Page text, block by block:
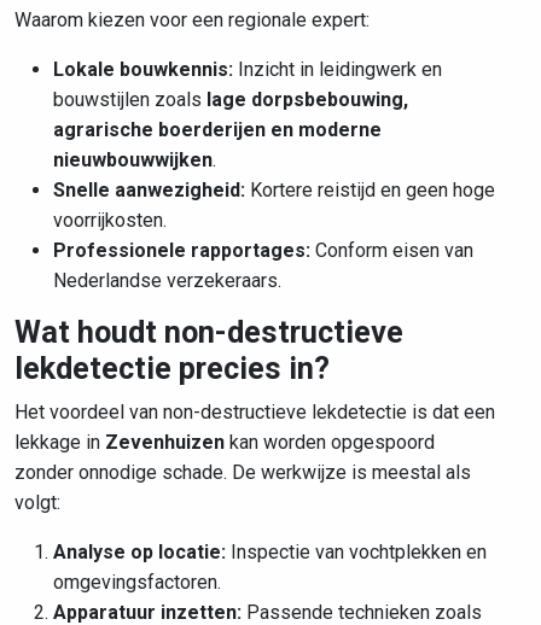
Waarom kiezen voor een regionale expert:
Lokale bouwkennis: Inzicht in leidingwerk en
bouwstijlen zoals lage dorpsbebouwing,
agrarische boerderijen en moderne
nieuwbouwwijken.
Snelle aanwezigheid: Kortere reistijd en geen hoge
voorrijkosten.
Professionele rapportages: Conform eisen van
Nederlandse verzekeraars.
Wat houdt non-destructieve
lekdetectie precies in?
Het voordeel van non-destructieve lekdetectie is dat een
lekkage in Zevenhuizen kan worden opgespoord
zonder onnodige schade. De werkwijze is meestal als
volgt:
Analyse op locatie: Inspectie van vochtplekken en
omgevingsfactoren.
Apparatuur inzetten: Passende technieken zoals